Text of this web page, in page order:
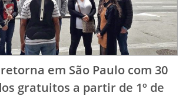
em São Paulo com 30
gratuitos a partir de 1º de